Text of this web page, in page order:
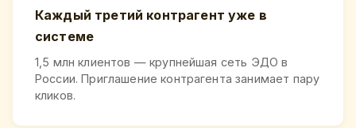
Каждый третий контрагент уже в
системе
1,5 млн клиентов — крупнейшая сеть ЭДО в
России. Приглашение контрагента занимает пару
кликов.